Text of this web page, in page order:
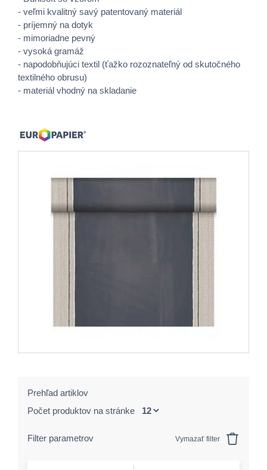
- veľmi kvalitný savý patentovaný materiál
- príjemný na dotyk
- mimoriadne pevný
- vysoká gramáž
- napodobňujúci textil (ťažko rozoznateľný od skutočného
textilného obrusu)
- materiál vhodný na skladanie
Prehľad artiklov
Počet produktov na stránke
Filter parametrov Vymazať filter